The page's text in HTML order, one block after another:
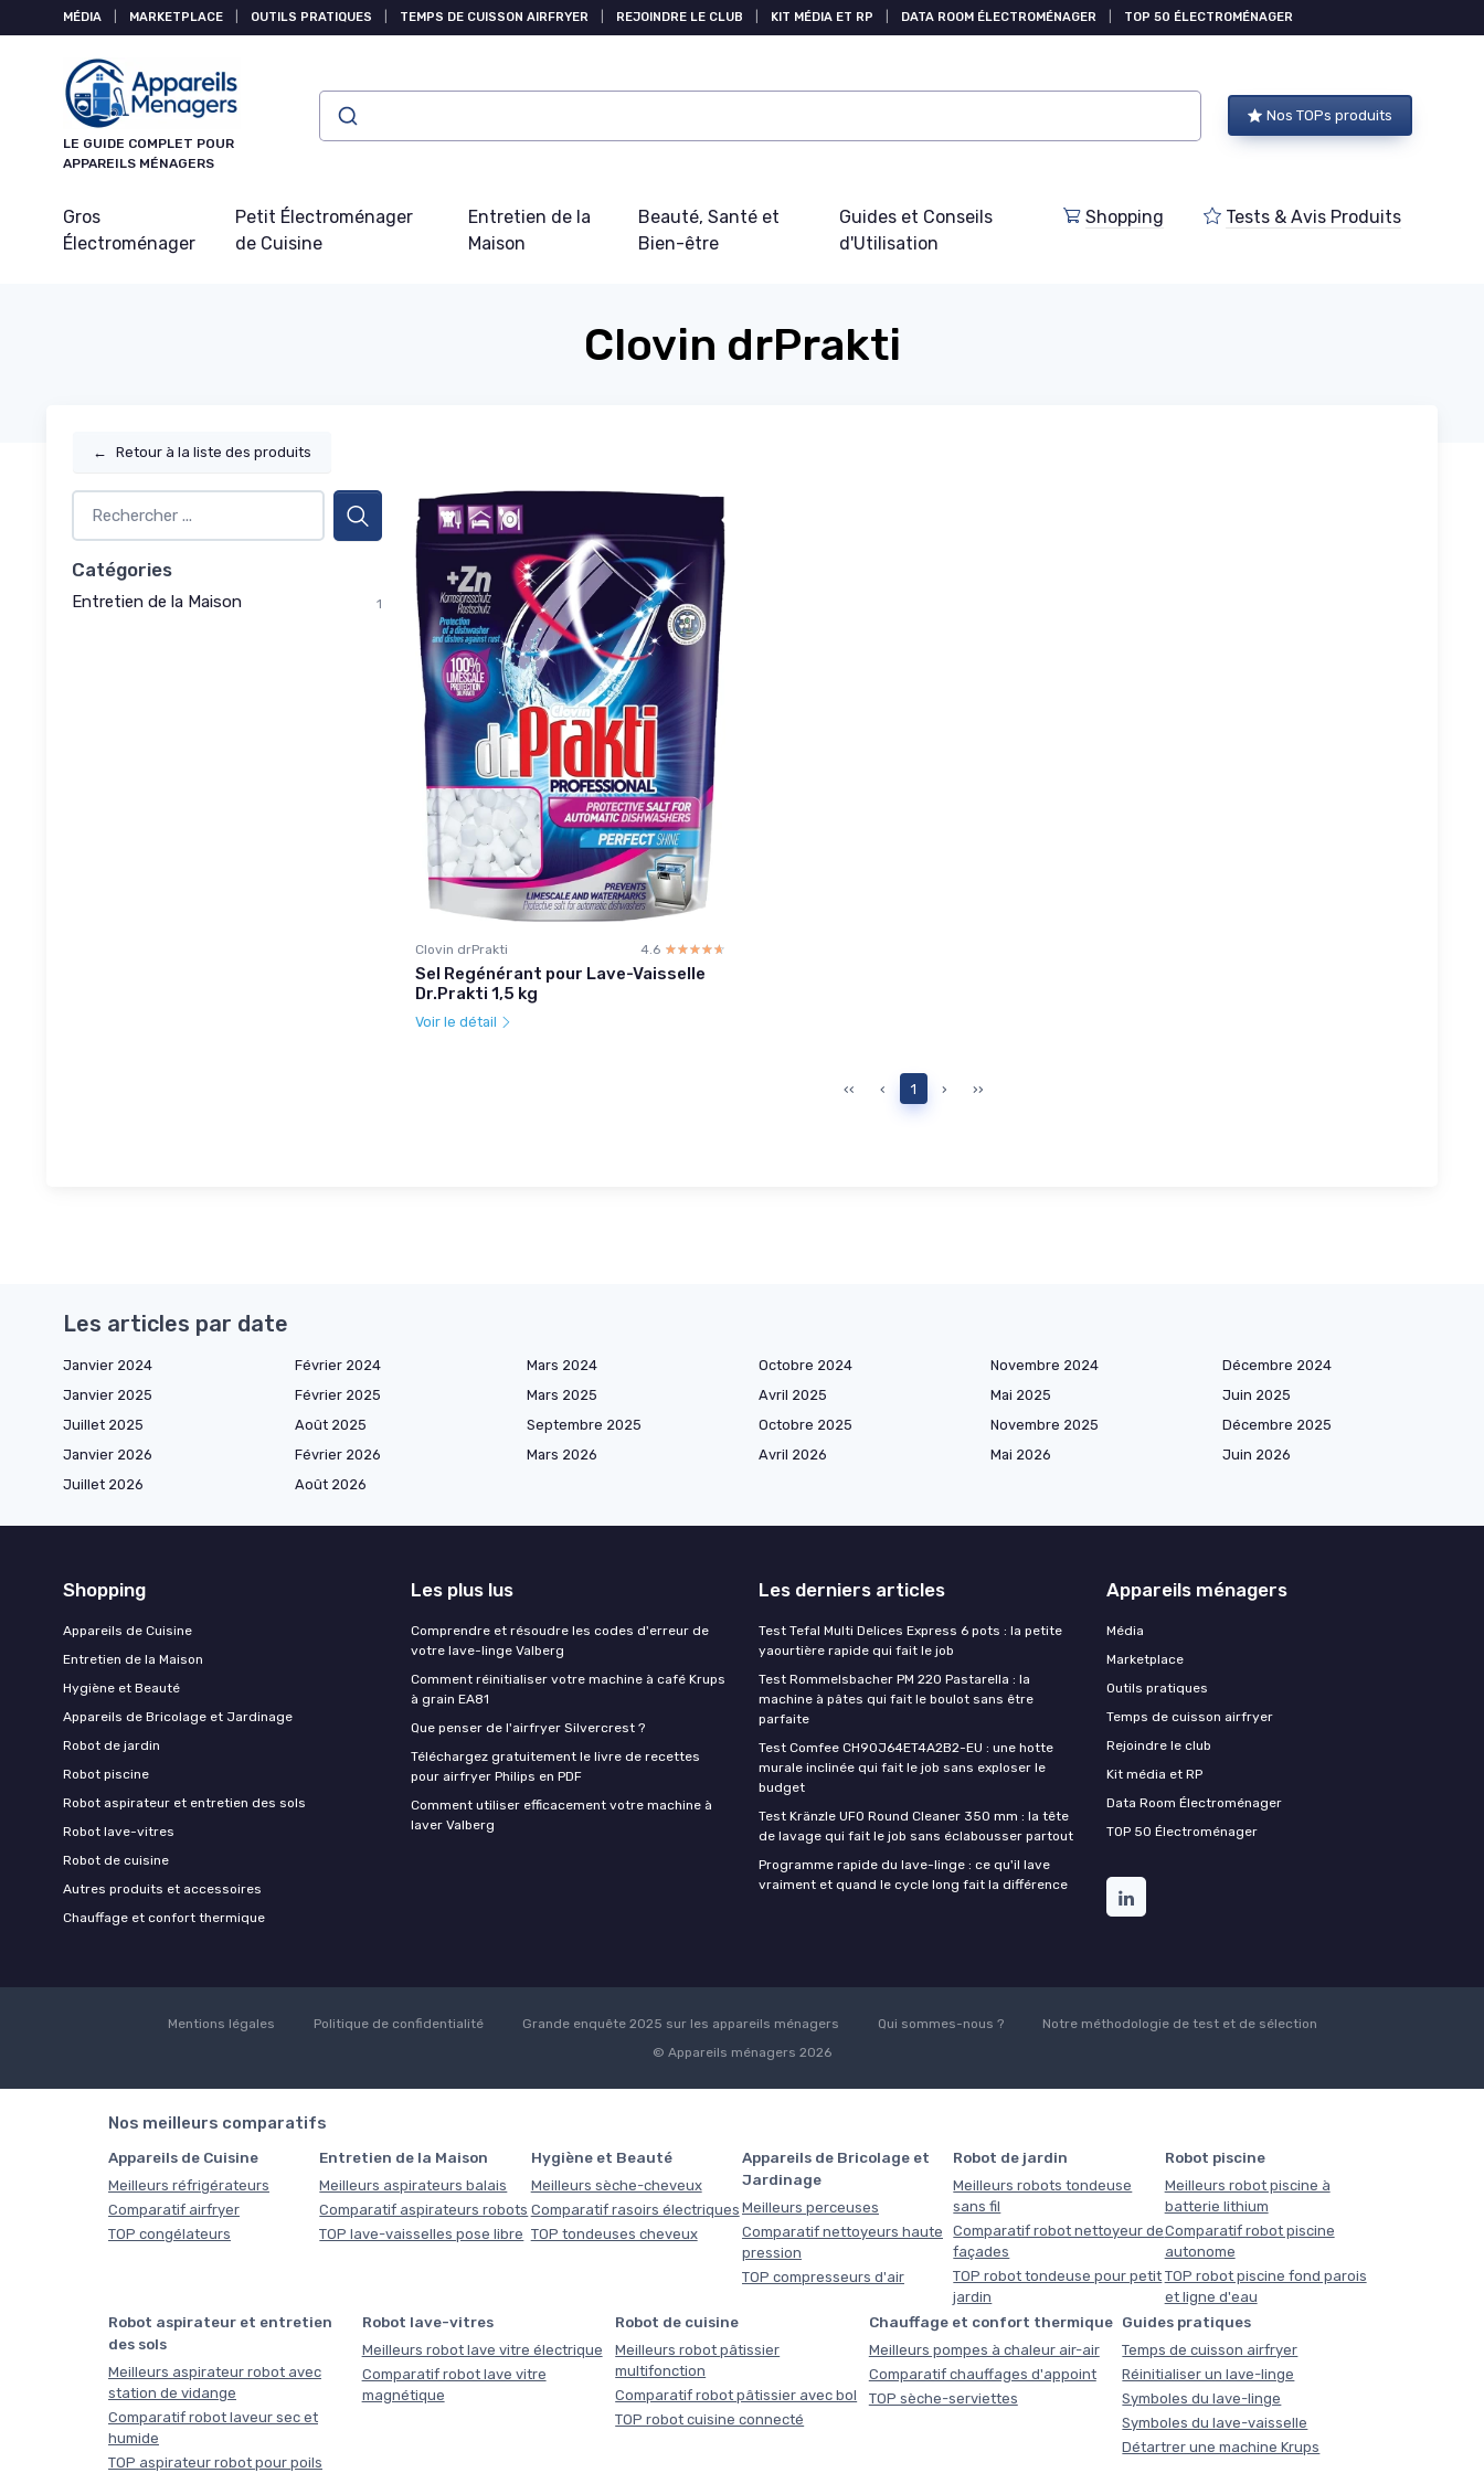
MÉDIA MARKETPLACE OUTILS PRATIQUES TEMPS DE CUISSON AIRFRYER REJOINDRE LE CLUB KIT MÉDIA ET RP DATA ROOM ÉLECTROMÉNAGER TOP 50 ÉLECTROMÉNAGER
LE GUIDE COMPLET POUR
APPAREILS MÉNAGERS
Nos TOPs produits
Gros
Électroménager
Petit Électroménager
de Cuisine
Entretien de la
Maison
Beauté, Santé et
Bien-être
Guides et Conseils
d'Utilisation
Shopping Tests & Avis Produits
Clovin drPrakti
← Retour à la liste des produits
Catégories
Entretien de la Maison 1
Clovin drPrakti 4.6 ☆☆☆☆☆
★★★★★
Sel Regénérant pour Lave-Vaisselle
Dr.Prakti 1,5 kg
Voir le détail
‹‹ ‹ 1 › ››
Les articles par date
Janvier 2024 Février 2024 Mars 2024 Octobre 2024 Novembre 2024
Décembre 2024
Janvier 2025
Février 2025 Mars 2025 Avril 2025 Mai 2025
Juin 2025
Juillet 2025
Août 2025 Septembre 2025 Octobre 2025 Novembre 2025
Décembre 2025
Janvier 2026
Février 2026 Mars 2026 Avril 2026 Mai 2026
Juin 2026
Juillet 2026
Août 2026
Shopping
Appareils de Cuisine
Entretien de la Maison
Hygiène et Beauté
Appareils de Bricolage et Jardinage
Robot de jardin
Robot piscine
Robot aspirateur et entretien des sols
Robot lave-vitres
Robot de cuisine
Autres produits et accessoires
Chauffage et confort thermique
Les plus lus
Comprendre et résoudre les codes d'erreur de
votre lave-linge Valberg
Comment réinitialiser votre machine à café Krups
à grain EA81
Que penser de l'airfryer Silvercrest ?
Téléchargez gratuitement le livre de recettes
pour airfryer Philips en PDF
Comment utiliser efficacement votre machine à
laver Valberg
Les derniers articles
Test Tefal Multi Delices Express 6 pots : la petite
yaourtière rapide qui fait le job
Test Rommelsbacher PM 220 Pastarella : la
machine à pâtes qui fait le boulot sans être
parfaite
Test Comfee CH90J64ET4A2B2-EU : une hotte
murale inclinée qui fait le job sans exploser le
budget
Test Kränzle UFO Round Cleaner 350 mm : la tête
de lavage qui fait le job sans éclabousser partout
Programme rapide du lave-linge : ce qu'il lave
vraiment et quand le cycle long fait la différence
Appareils ménagers
Média
Marketplace
Outils pratiques
Temps de cuisson airfryer
Rejoindre le club
Kit média et RP
Data Room Électroménager
TOP 50 Électroménager
Mentions légales Politique de confidentialité Grande enquête 2025 sur les appareils ménagers Qui sommes-nous ?
Notre méthodologie de test et de sélection
© Appareils ménagers 2026
Nos meilleurs comparatifs
Appareils de Cuisine
Meilleurs réfrigérateurs
Comparatif airfryer
TOP congélateurs
Entretien de la Maison
Meilleurs aspirateurs balais
Comparatif aspirateurs robots
TOP lave-vaisselles pose libre
Hygiène et Beauté
Meilleurs sèche-cheveux
Comparatif rasoirs électriques
TOP tondeuses cheveux
Appareils de Bricolage et
Jardinage
Meilleurs perceuses
Comparatif nettoyeurs haute
pression
TOP compresseurs d'air
Robot de jardin
Meilleurs robots tondeuse
sans fil
Comparatif robot nettoyeur de
façades
TOP robot tondeuse pour petit
jardin
Robot piscine
Meilleurs robot piscine à
batterie lithium
Comparatif robot piscine
autonome
TOP robot piscine fond parois
et ligne d'eau
Robot aspirateur et entretien
des sols
Meilleurs aspirateur robot avec
station de vidange
Comparatif robot laveur sec et
humide
TOP aspirateur robot pour poils
Robot lave-vitres
Meilleurs robot lave vitre électrique
Comparatif robot lave vitre
magnétique
Robot de cuisine
Meilleurs robot pâtissier
multifonction
Comparatif robot pâtissier avec bol
TOP robot cuisine connecté
Chauffage et confort thermique
Meilleurs pompes à chaleur air-air
Comparatif chauffages d'appoint
TOP sèche-serviettes
Guides pratiques
Temps de cuisson airfryer
Réinitialiser un lave-linge
Symboles du lave-linge
Symboles du lave-vaisselle
Détartrer une machine Krups
Panneau de gestion des cookies